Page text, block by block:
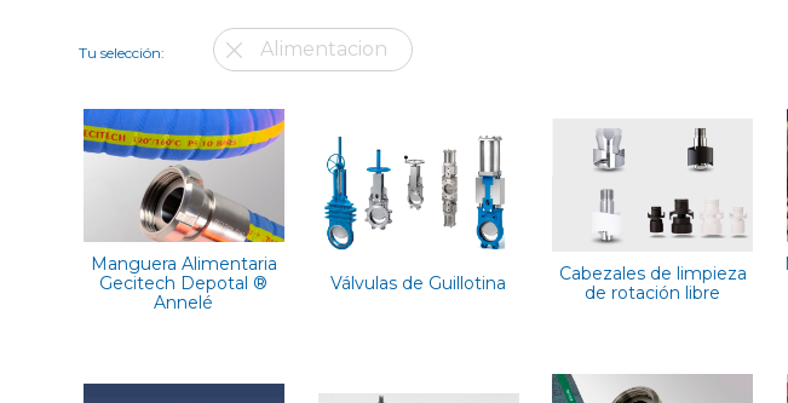
Tu selección: Alimentacion
Manguera Alimentaria
Gecitech Depotal ®
Annelé
Válvulas de Guillotina
Cabezales de limpieza
de rotación libre